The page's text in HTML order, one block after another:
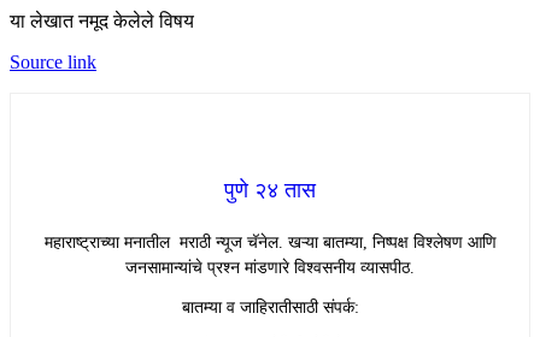
या लेखात नमूद केलेले विषय
Source link
पुणे २४ तास
महाराष्ट्राच्या मनातील मराठी न्यूज चॅनेल. खऱ्या बातम्या, निष्पक्ष विश्लेषण आणि
जनसामान्यांचे प्रश्न मांडणारे विश्वसनीय व्यासपीठ.
बातम्या व जाहिरातीसाठी संपर्क: